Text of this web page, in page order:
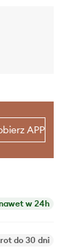
APP
w 24h
do 30 dni